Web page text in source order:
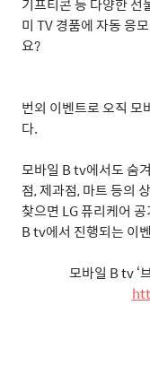
기프티콘 등 다양한 선
미 TV경품에 자동 응
요?
번외 이벤트로 오직 모
다.
모바일 B tv에서도 숨
점,제과점,마트 등의
찾으면 LG퓨리케어
B tv에서 진행되는 이
모바일 B tv ‘